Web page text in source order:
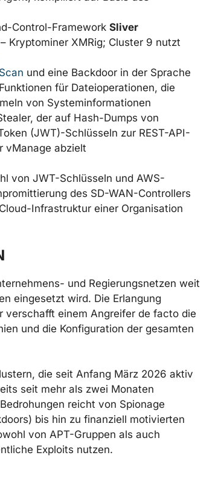
Control-Framework Sliver
Kryptominer XMRig; Cluster 9 nutzt
und eine Backdoor in der Sprache
für Dateioperationen, die
von Systeminformationen
der auf Hash-Dumps von
(JWT)-Schlüsseln zur REST-API-
vManage abzielt
von JWT-Schlüsseln und AWS-
des SD-WAN-Controllers
Infrastruktur einer Organisation
und Regierungsnetzen weit
eingesetzt wird. Die Erlangung
verschafft einem Angreifer de facto die
und die Konfiguration der gesamten
die seit Anfang März 2026 aktiv
seit mehr als zwei Monaten
reicht von Spionage
bis hin zu finanziell motivierten
von APT-Gruppen als auch
Exploits nutzen.